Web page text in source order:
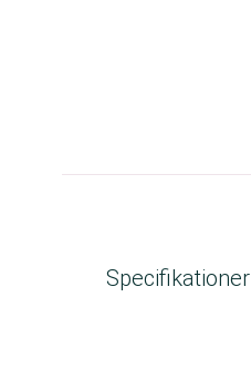
Specifikationer